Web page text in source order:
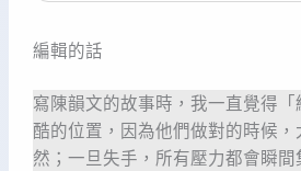
編輯的話
寫陳韻文的故事時，我一直覺得
酷的位置，因為他們做對的時候
然；一旦失手，所有壓力都會瞬